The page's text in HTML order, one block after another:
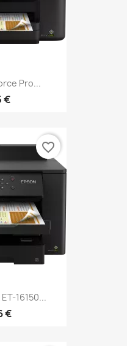
Pro...
€
16150...
€
favorite_border